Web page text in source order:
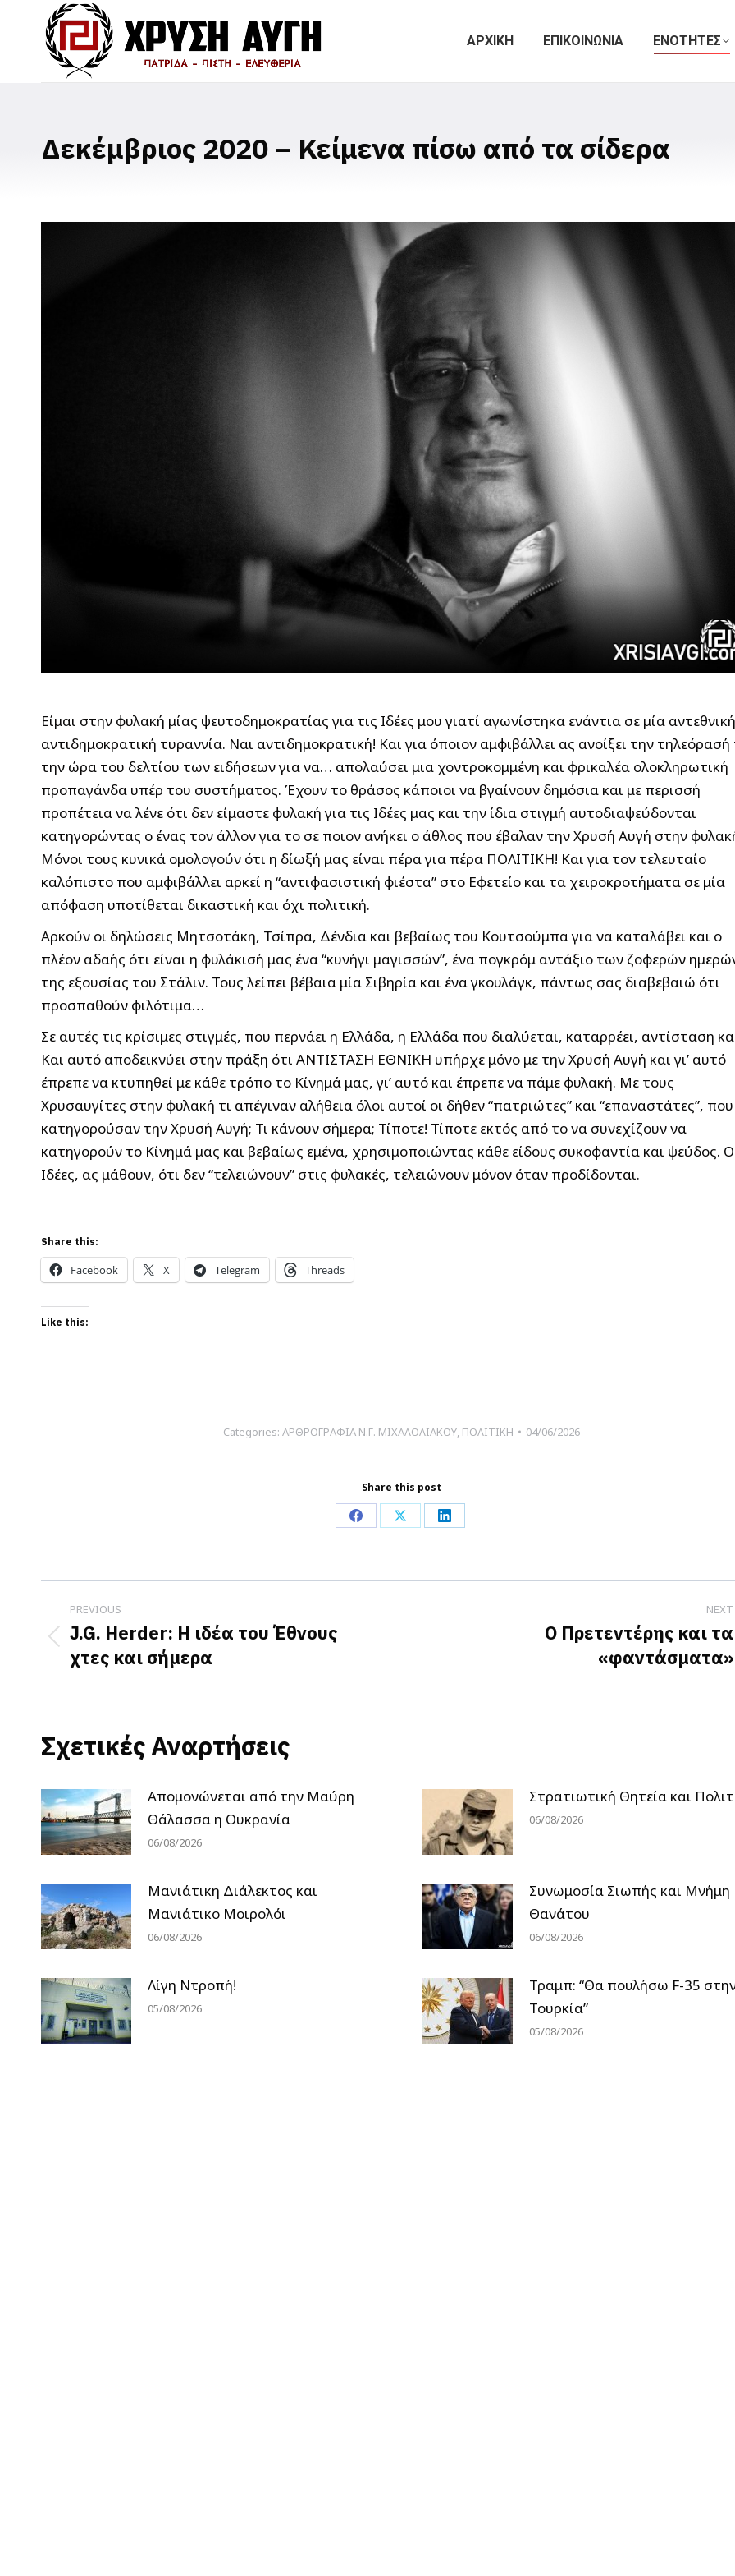
ΑΡΧΙΚΗ ΕΠΙΚΟΙΝΩΝΙΑ ΕΝΟΤΗΤΕΣ
Δεκέμβριος 2020 – Κείμενα πίσω από τα σίδερα
Είμαι στην φυλακή μίας ψευτοδημοκρατίας για τις Ιδέες μου γιατί αγωνίστηκα ενάντια σε μία
αντιδημοκρατική τυραννία. Ναι αντιδημοκρατική! Και για όποιον αμφιβάλλει ας ανοίξει την τηλεόρασή
την ώρα του δελτίου των ειδήσεων για να… απολαύσει μια χοντροκομμένη και φρικαλέα ολοκληρωτική
προπαγάνδα υπέρ του συστήματος. Έχουν το θράσος κάποιοι να βγαίνουν δημόσια και με περισσή
προπέτεια να λένε ότι δεν είμαστε φυλακή για τις Ιδέες μας και την ίδια στιγμή αυτοδιαψεύδονται
κατηγορώντας ο ένας τον άλλον για το σε ποιον ανήκει ο άθλος που έβαλαν την Χρυσή Αυγή στην
Μόνοι τους κυνικά ομολογούν ότι η δίωξή μας είναι πέρα για πέρα ΠΟΛΙΤΙΚΗ! Και για τον τελευταίο
καλόπιστο που αμφιβάλλει αρκεί η “αντιφασιστική φιέστα” στο Εφετείο και τα χειροκροτήματα σε μία
απόφαση υποτίθεται δικαστική και όχι πολιτική.
Αρκούν οι δηλώσεις Μητσοτάκη, Τσίπρα, Δένδια και βεβαίως του Κουτσούμπα για να καταλάβει και ο
πλέον αδαής ότι είναι η φυλάκισή μας ένα “κυνήγι μαγισσών”, ένα πογκρόμ αντάξιο των ζοφερών
της εξουσίας του Στάλιν. Τους λείπει βέβαια μία Σιβηρία και ένα γκουλάγκ, πάντως σας διαβεβαιώ ότι
προσπαθούν φιλότιμα…
Σε αυτές τις κρίσιμες στιγμές, που περνάει η Ελλάδα, η Ελλάδα που διαλύεται, καταρρέει, αντίσταση
Και αυτό αποδεικνύει στην πράξη ότι ΑΝΤΙΣΤΑΣΗ ΕΘΝΙΚΗ υπήρχε μόνο με την Χρυσή Αυγή και γι’ αυτό
έπρεπε να κτυπηθεί με κάθε τρόπο το Κίνημά μας, γι’ αυτό και έπρεπε να πάμε φυλακή. Με τους
Χρυσαυγίτες στην φυλακή τι απέγιναν αλήθεια όλοι αυτοί οι δήθεν “πατριώτες” και “επαναστάτες”, που
κατηγορούσαν την Χρυσή Αυγή; Τι κάνουν σήμερα; Τίποτε! Τίποτε εκτός από το να συνεχίζουν να
κατηγορούν το Κίνημά μας και βεβαίως εμένα, χρησιμοποιώντας κάθε είδους συκοφαντία και ψεύδος.
Ιδέες, ας μάθουν, ότι δεν “τελειώνουν” στις φυλακές, τελειώνουν μόνον όταν προδίδονται.
Share this:
Facebook X Telegram Threads
Like this:
Categories: ΑΡΘΡΟΓΡΑΦΙΑ Ν.Γ. ΜΙΧΑΛΟΛΙΑΚΟΥ, ΠΟΛΙΤΙΚΗ 04/06/2026
Share this post
Share
Facebook
Share
X
Share
LinkedIn
Post
navigation
PREVIOUS
Previous
post:
J.G. Herder: Η ιδέα του Έθνους
χτες και σήμερα
NEXT
Ο Πρετεντέρης και τα
«φαντάσματα»
Σχετικές Αναρτήσεις
Απομονώνεται από την Μαύρη
Θάλασσα η Ουκρανία
06/08/2026
Στρατιωτική Θητεία και
06/08/2026
Μανιάτικη Διάλεκτος και
Μανιάτικο Μοιρολόι
06/08/2026
Συνωμοσία Σιωπής και Μνήμη
Θανάτου
06/08/2026
Λίγη Ντροπή!
05/08/2026
Τραμπ: “Θα πουλήσω F-35
Τουρκία”
05/08/2026